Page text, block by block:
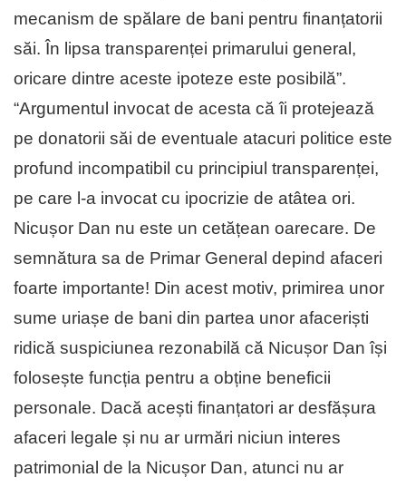
mecanism de spălare de bani pentru finanțatorii
săi. În lipsa transparenței primarului general,
oricare dintre aceste ipoteze este posibilă”.
“Argumentul invocat de acesta că îi protejează
pe donatorii săi de eventuale atacuri politice este
profund incompatibil cu principiul transparenței,
pe care l-a invocat cu ipocrizie de atâtea ori.
Nicușor Dan nu este un cetățean oarecare. De
semnătura sa de Primar General depind afaceri
foarte importante! Din acest motiv, primirea unor
sume uriașe de bani din partea unor afaceriști
ridică suspiciunea rezonabilă că Nicușor Dan își
folosește funcția pentru a obține beneficii
personale. Dacă acești finanțatori ar desfășura
afaceri legale și nu ar urmări niciun interes
patrimonial de la Nicușor Dan, atunci nu ar